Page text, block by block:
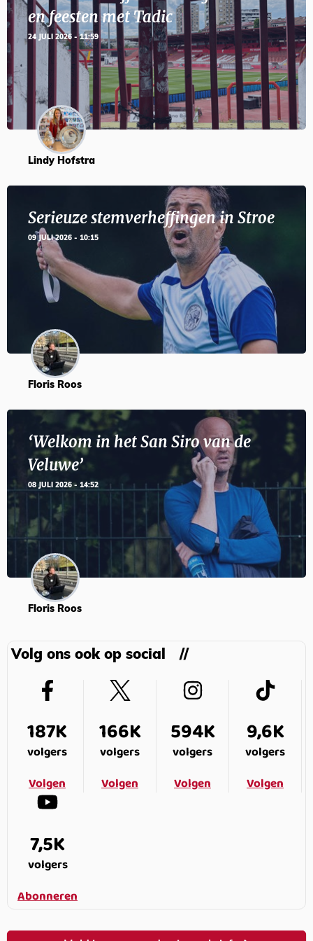
en feesten met Tadic
24 JULI 2026 - 11:59
Lindy Hofstra
Serieuze stemverheffingen in Stroe
09 JULI 2026 - 10:15
Floris Roos
‘Welkom in het San Siro van de
Veluwe’
08 JULI 2026 - 14:52
Floris Roos
Volg ons ook op social
187K
volgers
Volgen
166K
volgers
Volgen
594K
volgers
Volgen
9,6K
volgers
Volgen
7,5K
volgers
Abonneren